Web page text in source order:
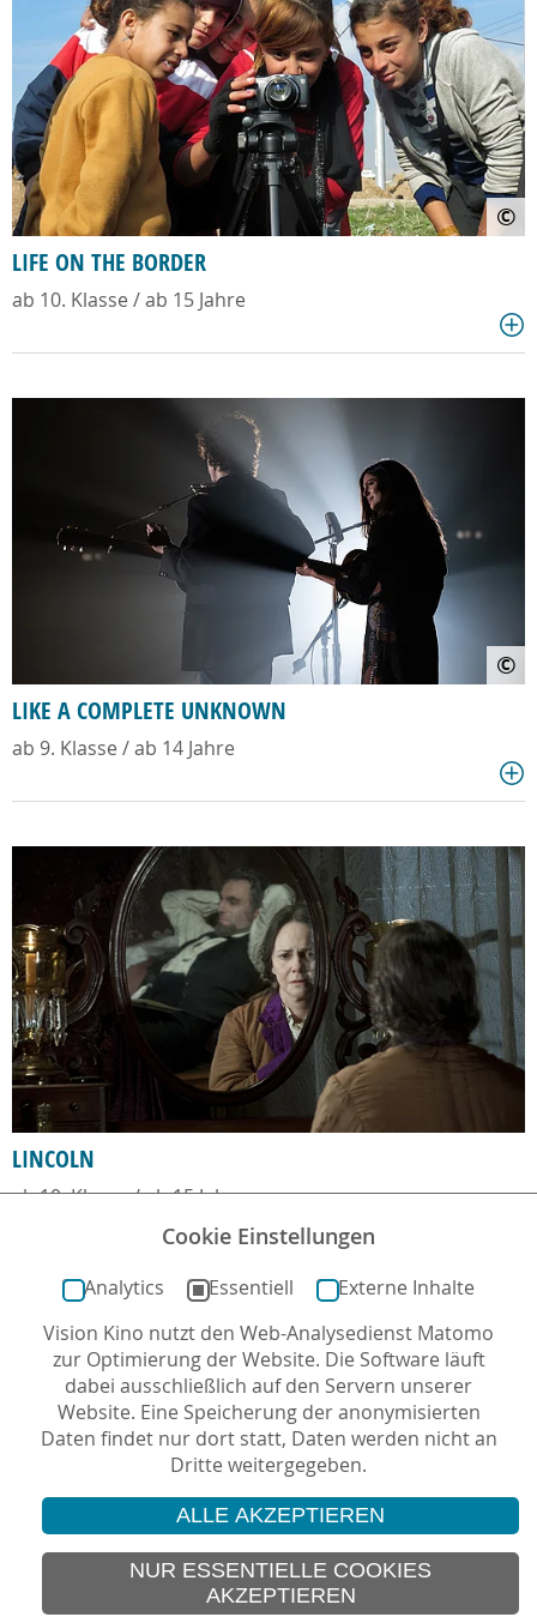
©
LIFE ON THE BORDER
ab 10. Klasse / ab 15 Jahre
©
LIKE A COMPLETE UNKNOWN
ab 9. Klasse / ab 14 Jahre
LINCOLN
ab 10. Klasse / ab 15 Jahre
© 2026 Vision Kino
IMPRESSUM
SITEMAP
Cookie Einstellungen
Analytics Essentiell
Externe Inhalte
Vision Kino nutzt den Web-Analysedienst Matomo
zur Optimierung der Website. Die Software läuft
dabei ausschließlich auf den Servern unserer
Website. Eine Speicherung der anonymisierten
Daten findet nur dort statt, Daten werden nicht an
Dritte weitergegeben.
ALLE AKZEPTIEREN
NUR ESSENTIELLE COOKIES
AKZEPTIEREN